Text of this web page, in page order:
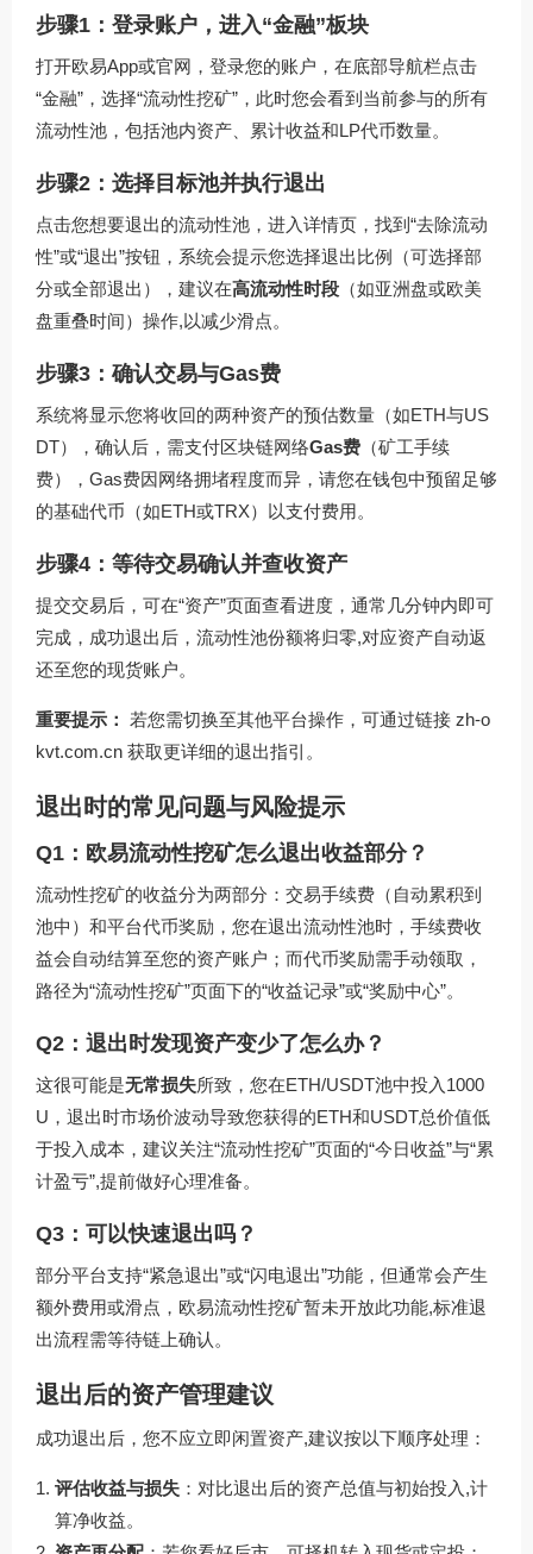
步骤1：登录账户，进入“金融”板块
打开欧易App或官网，登录您的账户，在底部导航栏点击
“金融”，选择“流动性挖矿”，此时您会看到当前参与的所有
流动性池，包括池内资产、累计收益和LP代币数量。
步骤2：选择目标池并执行退出
点击您想要退出的流动性池，进入详情页，找到“去除流动
性”或“退出”按钮，系统会提示您选择退出比例（可选择部
分或全部退出），建议在高流动性时段 （如亚洲盘或欧美
盘重叠时间）操作,以减少滑点。
步骤3：确认交易与Gas费
系统将显示您将收回的两种资产的预估数量（如ETH与US
DT），确认后，需支付区块链网络Gas费 （矿工手续
费），Gas费因网络拥堵程度而异，请您在钱包中预留足够
的基础代币（如ETH或TRX）以支付费用。
步骤4：等待交易确认并查收资产
提交交易后，可在“资产”页面查看进度，通常几分钟内即可
完成，成功退出后，流动性池份额将归零,对应资产自动返
还至您的现货账户。
重要提示： 若您需切换至其他平台操作，可通过链接 zh-o
kvt.com.cn 获取更详细的退出指引。
退出时的常见问题与风险提示
Q1：欧易流动性挖矿怎么退出收益部分？
流动性挖矿的收益分为两部分：交易手续费（自动累积到
池中）和平台代币奖励，您在退出流动性池时，手续费收
益会自动结算至您的资产账户；而代币奖励需手动领取，
路径为“流动性挖矿”页面下的“收益记录”或“奖励中心”。
Q2：退出时发现资产变少了怎么办？
这很可能是无常损失所致，您在ETH/USDT池中投入1000
U，退出时市场价波动导致您获得的ETH和USDT总价值低
于投入成本，建议关注“流动性挖矿”页面的“今日收益”与“累
计盈亏”,提前做好心理准备。
Q3：可以快速退出吗？
部分平台支持“紧急退出”或“闪电退出”功能，但通常会产生
额外费用或滑点，欧易流动性挖矿暂未开放此功能,标准退
出流程需等待链上确认。
退出后的资产管理建议
成功退出后，您不应立即闲置资产,建议按以下顺序处理：
评估收益与损失 ：对比退出后的资产总值与初始投入,计
算净收益。